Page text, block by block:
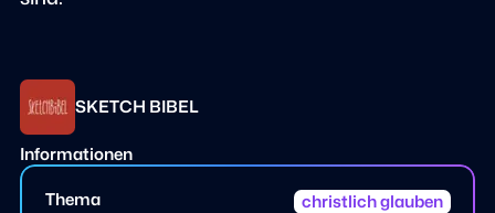
SKETCH BIBEL
Informationen
Thema
christlich glauben